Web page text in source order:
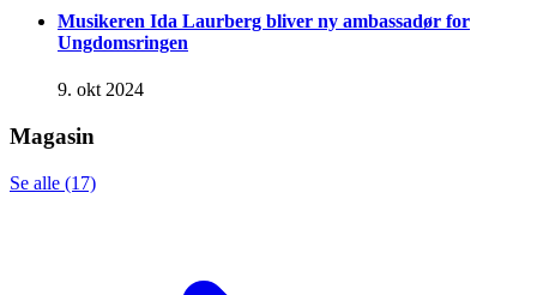
Musikeren Ida Laurberg bliver ny ambassadør for
Ungdomsringen
9. okt 2024
Magasin
Se alle (17)